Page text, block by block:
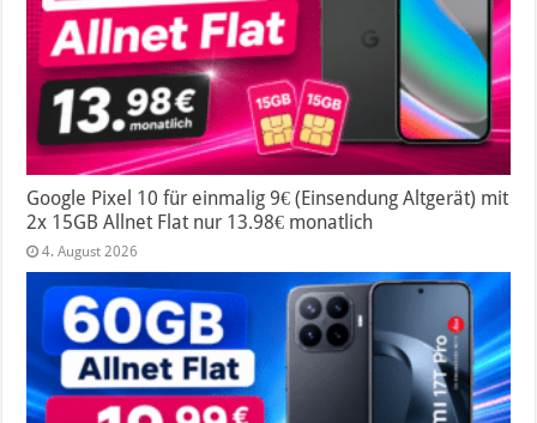
Google Pixel 10 für einmalig 9€ (Einsendung Altgerät) mit
2x 15GB Allnet Flat nur 13.98€ monatlich
4. August 2026